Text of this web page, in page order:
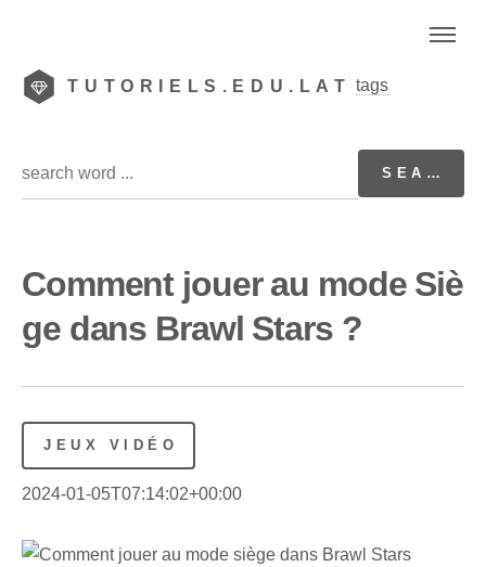
TUTORIELS.EDU.LAT tags
Comment jouer au mode Siè
ge dans Brawl Stars ?
JEUX VIDÉO
2024-01-05T07:14:02+00:00